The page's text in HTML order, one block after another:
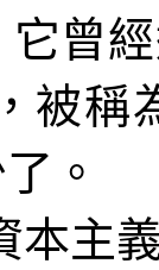
它曾
被稱
。
本主